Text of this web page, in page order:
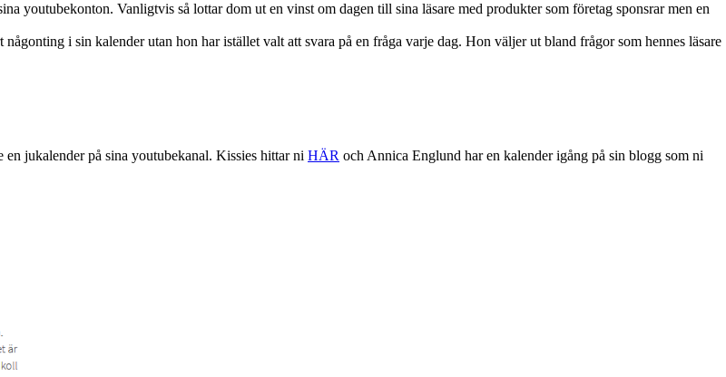
youtubekonton. Vanligtvis så lottar dom ut en vinst om dagen till sina läsare med produkter som företag sponsrar men en
i sin kalender utan hon har istället valt att svara på en fråga varje dag. Hon väljer ut bland frågor som hennes läsare
jukalender på sina youtubekanal. Kissies hittar ni HÄR och Annica Englund har en kalender igång på sin blogg som ni